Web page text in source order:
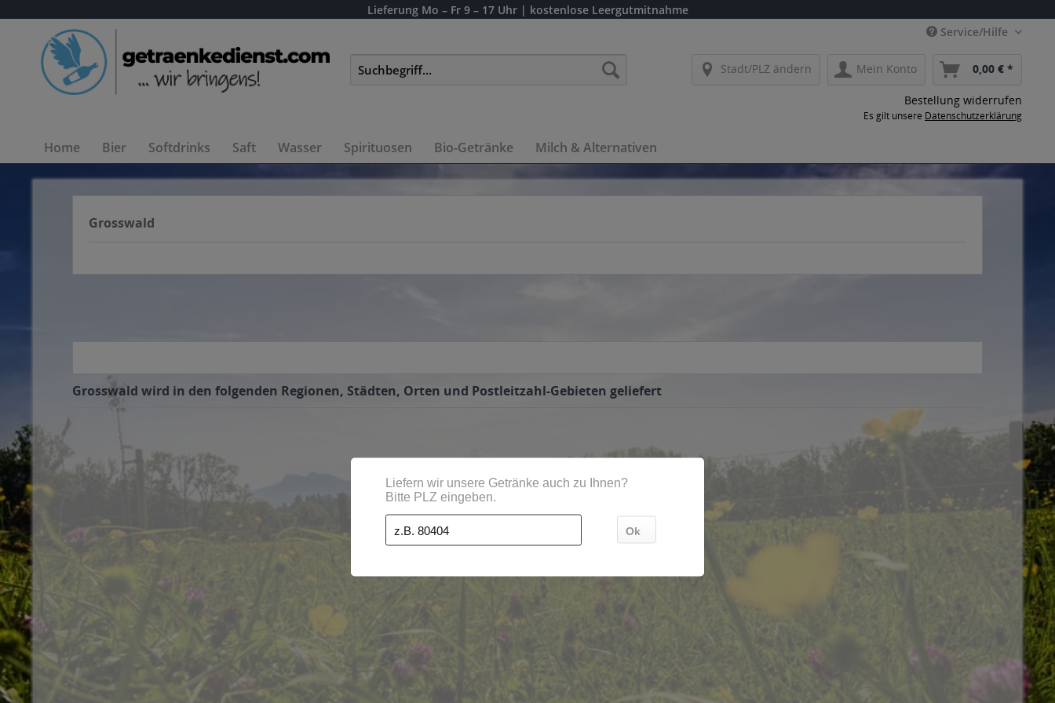
Lieferung Mo – Fr 9 – 17 Uhr | kostenlose Leergutmitnahme
Service/Hilfe
Stadt/PLZ ändern Mein Konto 0,00 € *
Bestellung widerrufen
Es gilt unsere Datenschutzerklärung
Home Bier Softdrinks Saft Wasser Spirituosen Bio-Getränke Milch & Alternativen
Grosswald
Grosswald wird in den folgenden Regionen, Städten, Orten und Postleitzahl-Gebieten geliefert